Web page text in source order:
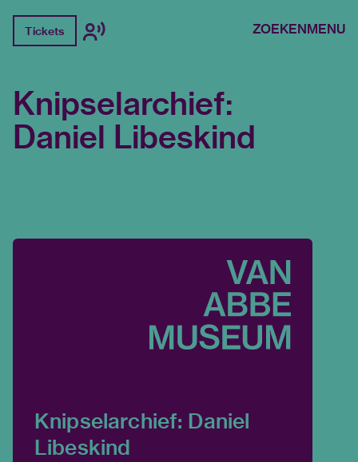
Tickets ZOEKENMENU
Knipselarchief:
Daniel Libeskind
Knipselarchief: Daniel
Libeskind